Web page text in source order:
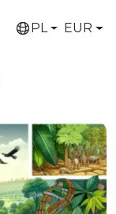
PL EUR